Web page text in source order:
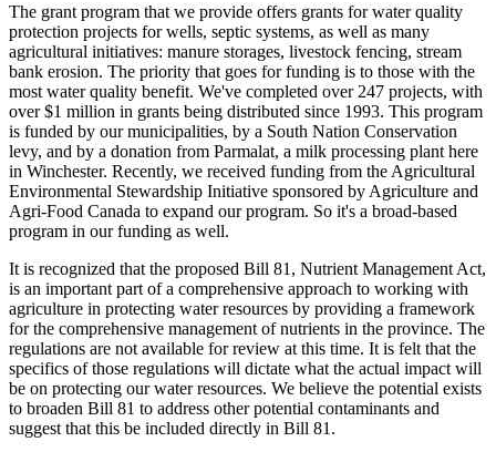
The grant program that we provide offers grants for water quality
protection projects for wells, septic systems, as well as many
agricultural initiatives: manure storages, livestock fencing, stream
bank erosion. The priority that goes for funding is to those with the
most water quality benefit. We've completed over 247 projects, with
over $1 million in grants being distributed since 1993. This program
is funded by our municipalities, by a South Nation Conservation
levy, and by a donation from Parmalat, a milk processing plant here
in Winchester. Recently, we received funding from the Agricultural
Environmental Stewardship Initiative sponsored by Agriculture and
Agri-Food Canada to expand our program. So it's a broad-based
program in our funding as well.
It is recognized that the proposed Bill 81, Nutrient Management Act,
is an important part of a comprehensive approach to working with
agriculture in protecting water resources by providing a framework
for the comprehensive management of nutrients in the province. The
regulations are not available for review at this time. It is felt that the
specifics of those regulations will dictate what the actual impact will
be on protecting our water resources. We believe the potential exists
to broaden Bill 81 to address other potential contaminants and
suggest that this be included directly in Bill 81.